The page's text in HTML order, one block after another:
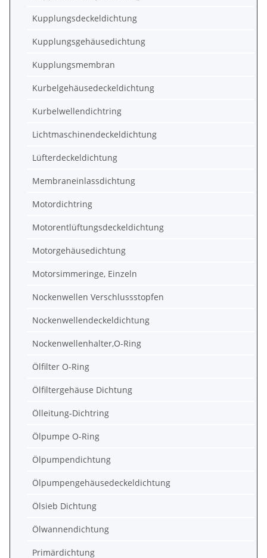
Kupplungsdeckeldichtung
Kupplungsgehäusedichtung
Kupplungsmembran
Kurbelgehäusedeckeldichtung
Kurbelwellendichtring
Lichtmaschinendeckeldichtung
Lüfterdeckeldichtung
Membraneinlassdichtung
Motordichtring
Motorentlüftungsdeckeldichtung
Motorgehäusedichtung
Motorsimmeringe, Einzeln
Nockenwellen Verschlussstopfen
Nockenwellendeckeldichtung
Nockenwellenhalter,O-Ring
Ölfilter O-Ring
Ölfiltergehäuse Dichtung
Ölleitung-Dichtring
Ölpumpe O-Ring
Ölpumpendichtung
Ölpumpengehäusedeckeldichtung
Ölsieb Dichtung
Ölwannendichtung
Primärdichtung